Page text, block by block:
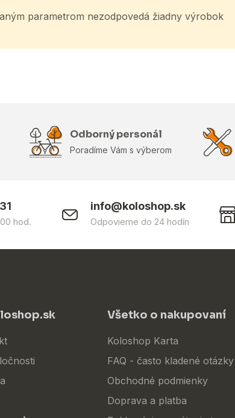
parametrom nezodpovedá žiadny výrobok
Odborný personál
Poradíme Vám s výberom
hod.
info@koloshop.sk
Odpovieme do 24 hodín
Všetko o nakupovaní
Koloshop Karta
FAQ - často kladené otázky
Obchodné podmienky
Doprava a platba